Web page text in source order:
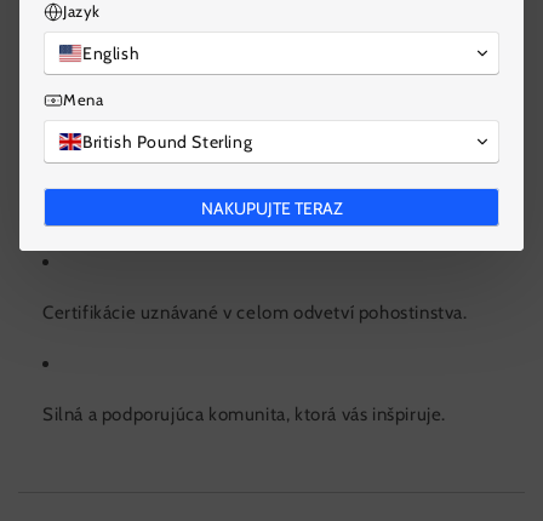
Podrobný návod na tréning pre začiatočníkov aj
pokročilých profesionálov.
vášmu životnému štýlu.
Certifikácie uznávané v celom odvetví pohostinstva.
Silná a podporujúca komunita, ktorá vás inšpiruje.
Jazyk
English
Mena
British Pound Sterling
NAKUPUJTE TERAZ